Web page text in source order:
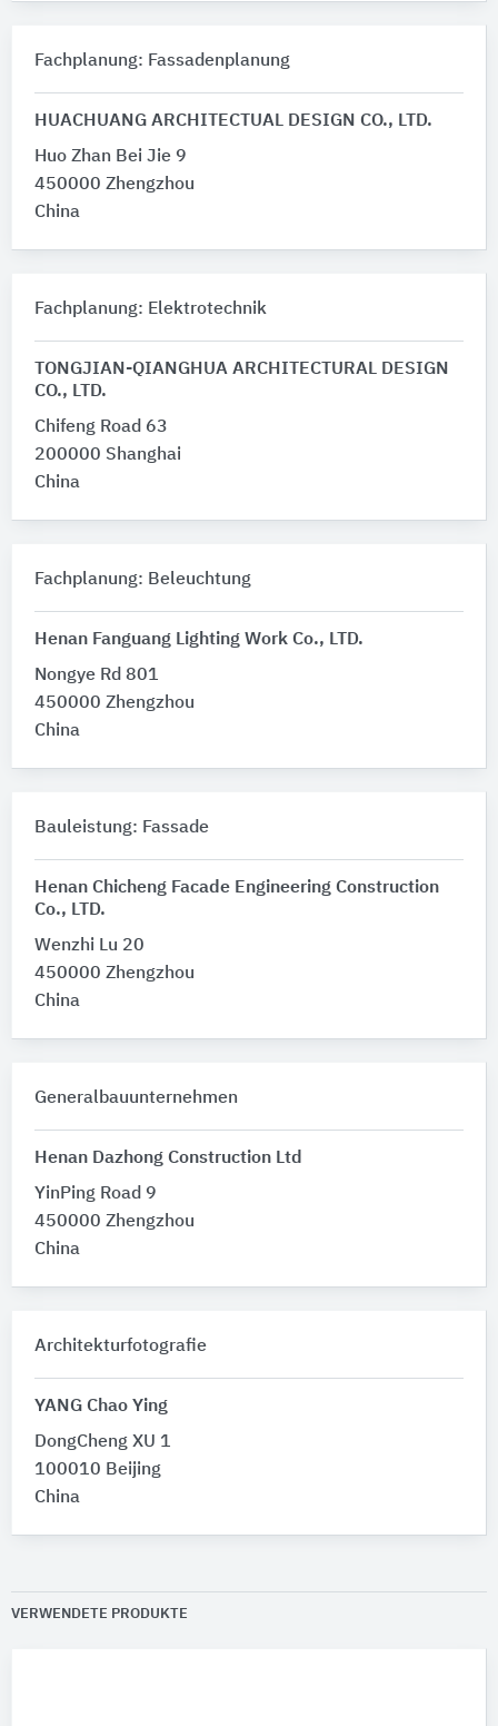
Fachplanung: Fassadenplanung
HUACHUANG ARCHITECTUAL DESIGN CO., LTD.
Huo Zhan Bei Jie 9
450000 Zhengzhou
China
Fachplanung: Elektrotechnik
TONGJIAN-QIANGHUA ARCHITECTURAL DESIGN
CO., LTD.
Chifeng Road 63
200000 Shanghai
China
Fachplanung: Beleuchtung
Henan Fanguang Lighting Work Co., LTD.
Nongye Rd 801
450000 Zhengzhou
China
Bauleistung: Fassade
Henan Chicheng Facade Engineering Construction
Co., LTD.
Wenzhi Lu 20
450000 Zhengzhou
China
Generalbauunternehmen
Henan Dazhong Construction Ltd
YinPing Road 9
450000 Zhengzhou
China
Architekturfotografie
YANG Chao Ying
DongCheng XU 1
100010 Beijing
China
VERWENDETE PRODUKTE